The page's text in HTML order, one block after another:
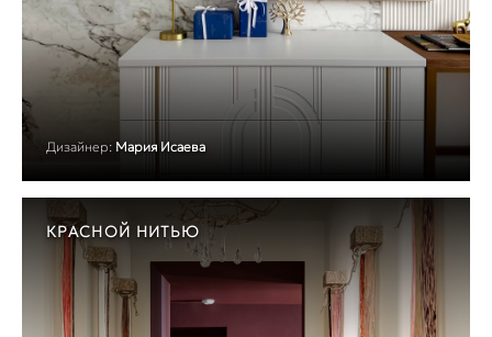
Дизайнер: Мария Исаева
КРАСНОЙ НИТЬЮ